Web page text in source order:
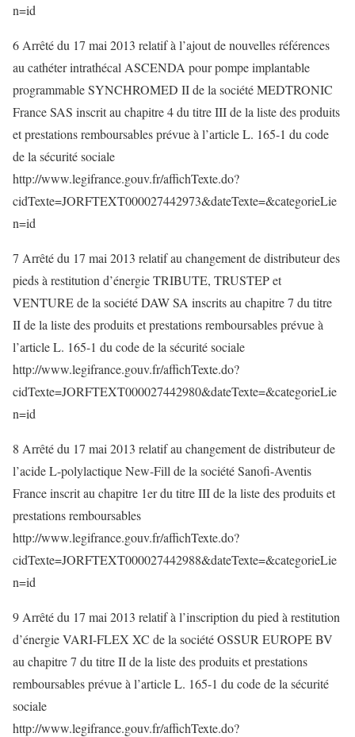
n=id
6 Arrêté du 17 mai 2013 relatif à l’ajout de nouvelles références
au cathéter intrathécal ASCENDA pour pompe implantable
programmable SYNCHROMED II de la société MEDTRONIC
France SAS inscrit au chapitre 4 du titre III de la liste des produits
et prestations remboursables prévue à l’article L. 165-1 du code
de la sécurité sociale
http://www.legifrance.gouv.fr/affichTexte.do?
cidTexte=JORFTEXT000027442973&dateTexte=&categorieLie
n=id
7 Arrêté du 17 mai 2013 relatif au changement de distributeur des
pieds à restitution d’énergie TRIBUTE, TRUSTEP et
VENTURE de la société DAW SA inscrits au chapitre 7 du titre
II de la liste des produits et prestations remboursables prévue à
l’article L. 165-1 du code de la sécurité sociale
http://www.legifrance.gouv.fr/affichTexte.do?
cidTexte=JORFTEXT000027442980&dateTexte=&categorieLie
n=id
8 Arrêté du 17 mai 2013 relatif au changement de distributeur de
l’acide L-polylactique New-Fill de la société Sanofi-Aventis
France inscrit au chapitre 1er du titre III de la liste des produits et
prestations remboursables
http://www.legifrance.gouv.fr/affichTexte.do?
cidTexte=JORFTEXT000027442988&dateTexte=&categorieLie
n=id
9 Arrêté du 17 mai 2013 relatif à l’inscription du pied à restitution
d’énergie VARI-FLEX XC de la société OSSUR EUROPE BV
au chapitre 7 du titre II de la liste des produits et prestations
remboursables prévue à l’article L. 165-1 du code de la sécurité
sociale
http://www.legifrance.gouv.fr/affichTexte.do?